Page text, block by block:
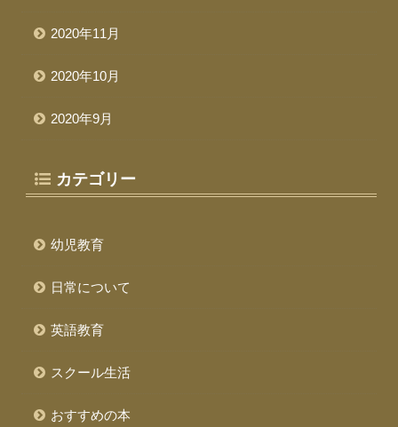
2020年11月
2020年10月
2020年9月
カテゴリー
幼児教育
日常について
英語教育
スクール生活
おすすめの本